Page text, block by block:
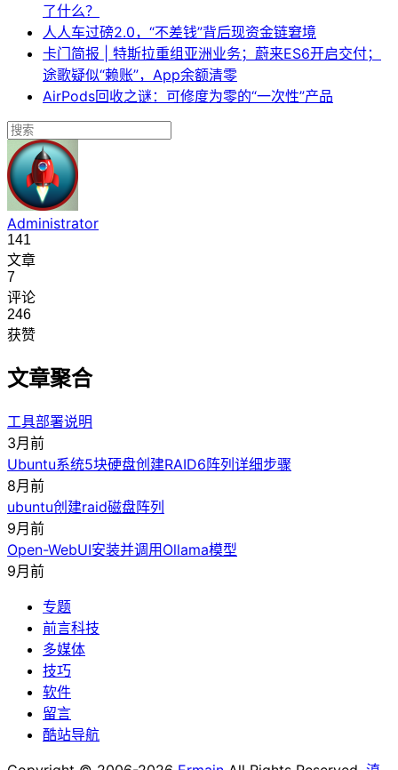
了什么？
人人车过磅2.0，“不差钱”背后现资金链窘境
卡门简报 | 特斯拉重组亚洲业务；蔚来ES6开启交付；
途歌疑似“赖账”，App余额清零
AirPods回收之谜：可修度为零的“一次性”产品
Administrator
141
文章
7
评论
246
获赞
文章聚合
工具部署说明
3月前
Ubuntu系统5块硬盘创建RAID6阵列详细步骤
8月前
ubuntu创建raid磁盘阵列
9月前
Open-WebUI安装并调用Ollama模型
9月前
专题
前言科技
多媒体
技巧
软件
留言
酷站导航